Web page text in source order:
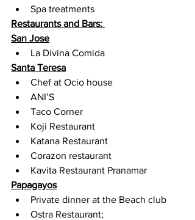
Spa treatments
Restaurants and Bars:
San Jose
La Divina Comida
Santa Teresa
Chef at Ocio house
ANI’S
Taco Corner
Koji Restaurant
Katana Restaurant
Corazon restaurant
Kavita Restaurant Pranamar
Papagayos
Private dinner at the Beach club
Ostra Restaurant;